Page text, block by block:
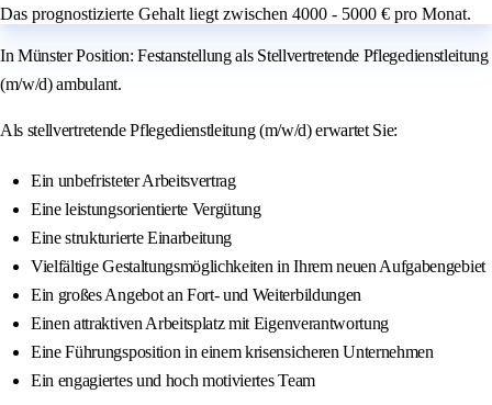
Das prognostizierte Gehalt liegt zwischen 4000 - 5000 € pro Monat.
In Münster Position: Festanstellung als Stellvertretende Pflegedienstleitung
(m/w/d) ambulant.
Als stellvertretende Pflegedienstleitung (m/w/d) erwartet Sie:
Ein unbefristeter Arbeitsvertrag
Eine leistungsorientierte Vergütung
Eine strukturierte Einarbeitung
Vielfältige Gestaltungsmöglichkeiten in Ihrem neuen Aufgabengebiet
Ein großes Angebot an Fort- und Weiterbildungen
Einen attraktiven Arbeitsplatz mit Eigenverantwortung
Eine Führungsposition in einem krisensicheren Unternehmen
Ein engagiertes und hoch motiviertes Team